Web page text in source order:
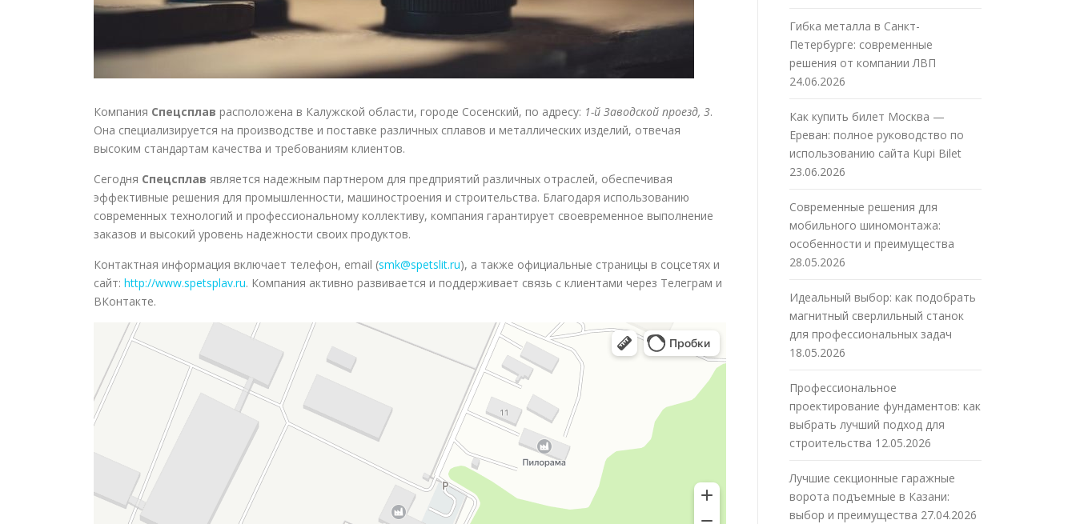
Компания Спецсплав расположена в Калужской области, городе Сосенский, по адресу: 1-й Заводской проезд, 3.
Она специализируется на производстве и поставке различных сплавов и металлических изделий, отвечая
высоким стандартам качества и требованиям клиентов.
Сегодня Спецсплав является надежным партнером для предприятий различных отраслей, обеспечивая
эффективные решения для промышленности, машиностроения и строительства. Благодаря использованию
современных технологий и профессиональному коллективу, компания гарантирует своевременное выполнение
заказов и высокий уровень надежности своих продуктов.
Контактная информация включает телефон, email (smk@spetslit.ru), а также официальные страницы в соцсетях и
сайт: http://www.spetsplav.ru. Компания активно развивается и поддерживает связь с клиентами через Телеграм и
ВКонтакте.
Гибка металла в Санкт-
Петербурге: современные
решения от компании ЛВП
24.06.2026
Как купить билет Москва —
Ереван: полное руководство по
использованию сайта Kupi Bilet
23.06.2026
Современные решения для
мобильного шиномонтажа:
особенности и преимущества
28.05.2026
Идеальный выбор: как подобрать
магнитный сверлильный станок
для профессиональных задач
18.05.2026
Профессиональное
проектирование фундаментов: как
выбрать лучший подход для
строительства 12.05.2026
Лучшие секционные гаражные
ворота подъемные в Казани:
выбор и преимущества 27.04.2026